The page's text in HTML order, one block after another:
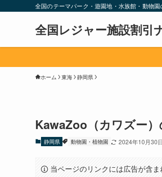
全国のテーマパーク・遊園地・水族館・動物
全国レジャー施設割引
ホーム 東海 静岡県
KawaZoo（カワズー
静岡県 動物園・植物園 2024年10月30日
当ページのリンクには広告が含ま